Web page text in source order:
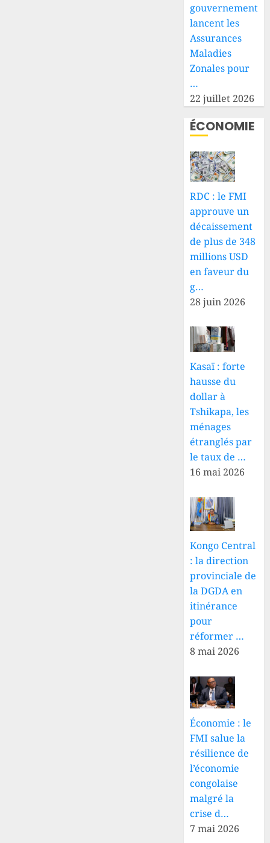
gouvernement
lancent les
Assurances
Maladies
Zonales pour
…
22 juillet 2026
ÉCONOMIE
RDC : le FMI
approuve un
décaissement
de plus de 348
millions USD
en faveur du
g…
28 juin 2026
Kasaï : forte
hausse du
dollar à
Tshikapa, les
ménages
étranglés par
le taux de …
16 mai 2026
Kongo Central
: la direction
provinciale de
la DGDA en
itinérance
pour
réformer …
8 mai 2026
Économie : le
FMI salue la
résilience de
l’économie
congolaise
malgré la
crise d…
7 mai 2026